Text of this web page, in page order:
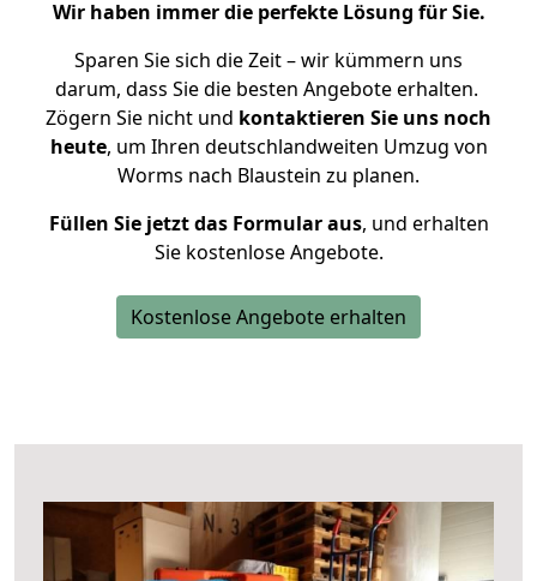
Wir haben immer die perfekte Lösung für Sie.
Sparen Sie sich die Zeit – wir kümmern uns
darum, dass Sie die besten Angebote erhalten.
Zögern Sie nicht und kontaktieren Sie uns noch
heute, um Ihren deutschlandweiten Umzug von
Worms nach Blaustein zu planen.
Füllen Sie jetzt das Formular aus, und erhalten
Sie kostenlose Angebote.
Kostenlose Angebote erhalten